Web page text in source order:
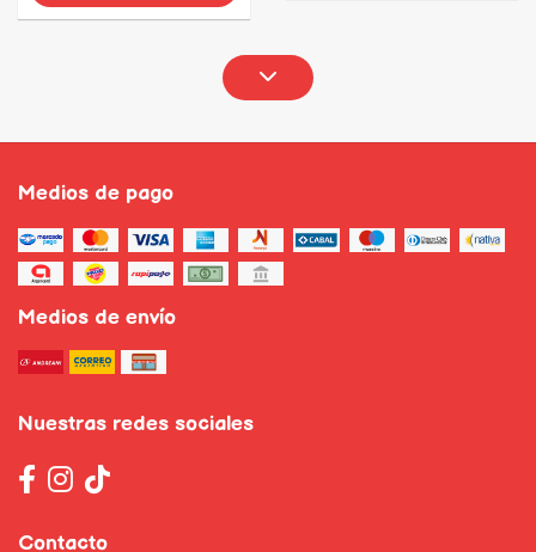
Medios de pago
Medios de envío
Nuestras redes sociales
Contacto